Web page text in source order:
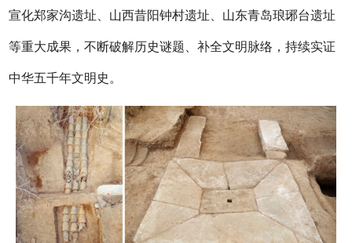
宣化郑家沟遗址、山西昔阳钟村遗址、山东青岛琅琊台遗址
等重大成果，不断破解历史谜题、补全文明脉络，持续实证
中华五千年文明史。